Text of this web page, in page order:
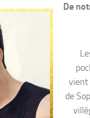
De
vient
de